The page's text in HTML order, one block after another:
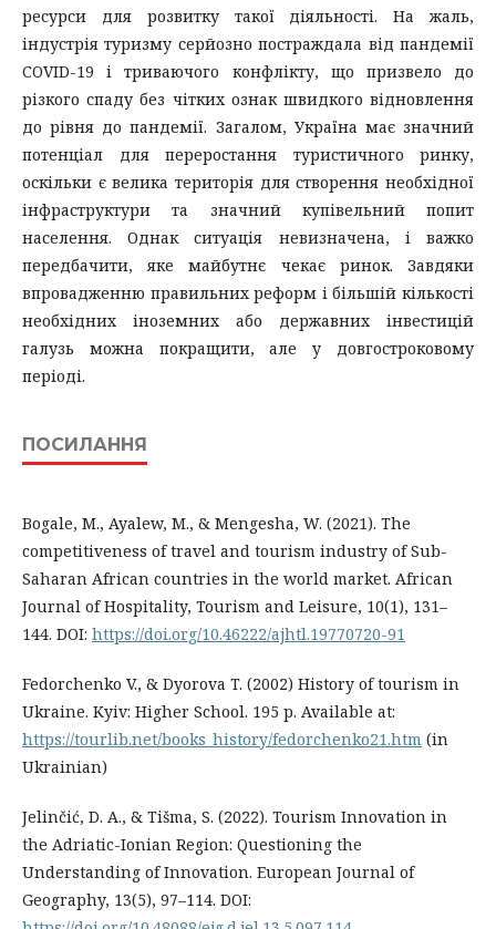
ресурси для розвитку такої діяльності. На жаль,
індустрія туризму серйозно постраждала від пандемії
COVID-19 і триваючого конфлікту, що призвело до
різкого спаду без чітких ознак швидкого відновлення
до рівня до пандемії. Загалом, Україна має значний
потенціал для переростання туристичного ринку,
оскільки є велика територія для створення необхідної
інфраструктури та значний купівельний попит
населення. Однак ситуація невизначена, і важко
передбачити, яке майбутнє чекає ринок. Завдяки
впровадженню правильних реформ і більшій кількості
необхідних іноземних або державних інвестицій
галузь можна покращити, але у довгостроковому
періоді.
ПОСИЛАННЯ
Bogale, M., Ayalew, M., & Mengesha, W. (2021). The
competitiveness of travel and tourism industry of Sub-
Saharan African countries in the world market. African
Journal of Hospitality, Tourism and Leisure, 10(1), 131–
144. DOI: https://doi.org/10.46222/ajhtl.19770720-91
Fedorchenko V., & Dyorova T. (2002) History of tourism in
Ukraine. Kyiv: Higher School. 195 p. Available at:
https://tourlib.net/books_history/fedorchenko21.htm (in
Ukrainian)
Jelinčić, D. A., & Tišma, S. (2022). Tourism Innovation in
the Adriatic-Ionian Region: Questioning the
Understanding of Innovation. European Journal of
Geography, 13(5), 97–114. DOI: